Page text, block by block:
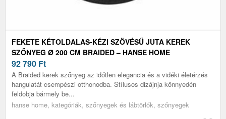
FEKETE KÉTOLDALAS-KÉZI SZÖVÉSŰ JUTA KEREK
SZŐNYEG Ø 200 CM BRAIDED – HANSE HOME
92 790 Ft
A Braided kerek szőnyeg az időtlen elegancia és a vidéki életérzés
hangulatát csempészi otthonodba. Stílusos dizájnja könnyedén
feldobja bármely be...
hanse home, kategóriák, szőnyegek és lábtörlők, szőnyegek